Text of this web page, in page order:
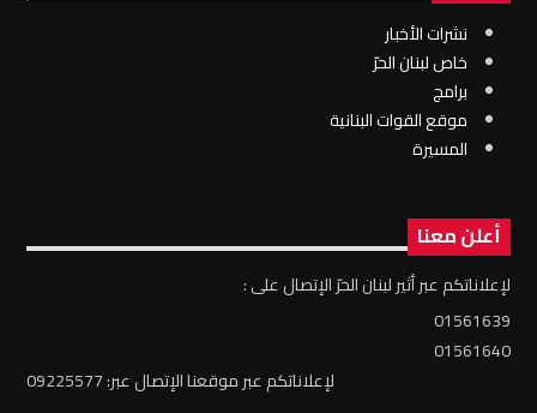
نشرات الأخبار
خاص لبنان الحرّ
برامج
موقع القوات البنانية
المسيرة
أعلن معنا
لإعلاناتكم عبر أثير لبنان الحرّ الإتصال على :
01561639
01561640
لإعلاناتكم عبر موقعنا الإتصال عبر: 09225577